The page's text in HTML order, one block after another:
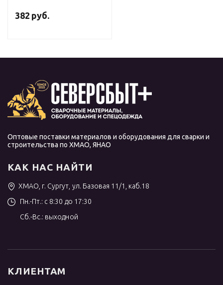
382 руб.
Оптовые поставки материалов и оборудования для сварки и
строительства по ХМАО, ЯНАО
КАК НАС НАЙТИ
ХМАО, г. Сургут, ул. Базовая 11/1, каб.18
Пн.-Пт.: с 8:30 до 17:30
Сб.-Вс.: выходной
КЛИЕНТАМ